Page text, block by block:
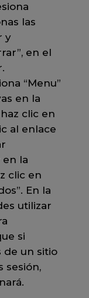
las
y
en el
“Menu”
en la
clic en
al enlace
en la
clic en
En la
utilizar
si
de un sitio
sesión,